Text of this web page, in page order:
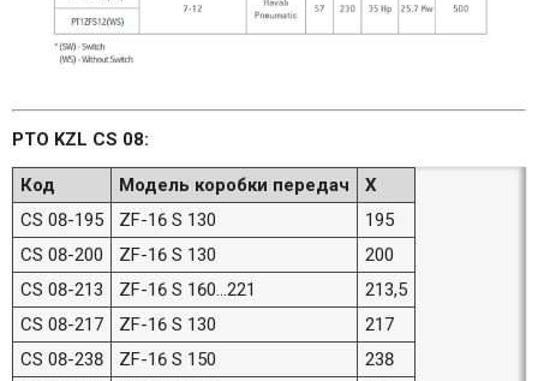
PTO KZL CS 08:
Код Модель коробки передач
X
CS 08-195
ZF-16 S 130
195
CS 08-200
ZF-16 S 130
200
CS 08-213
ZF-16 S 160...221
213,5
CS 08-217
ZF-16 S 130
217
CS 08-238
ZF-16 S 150
238